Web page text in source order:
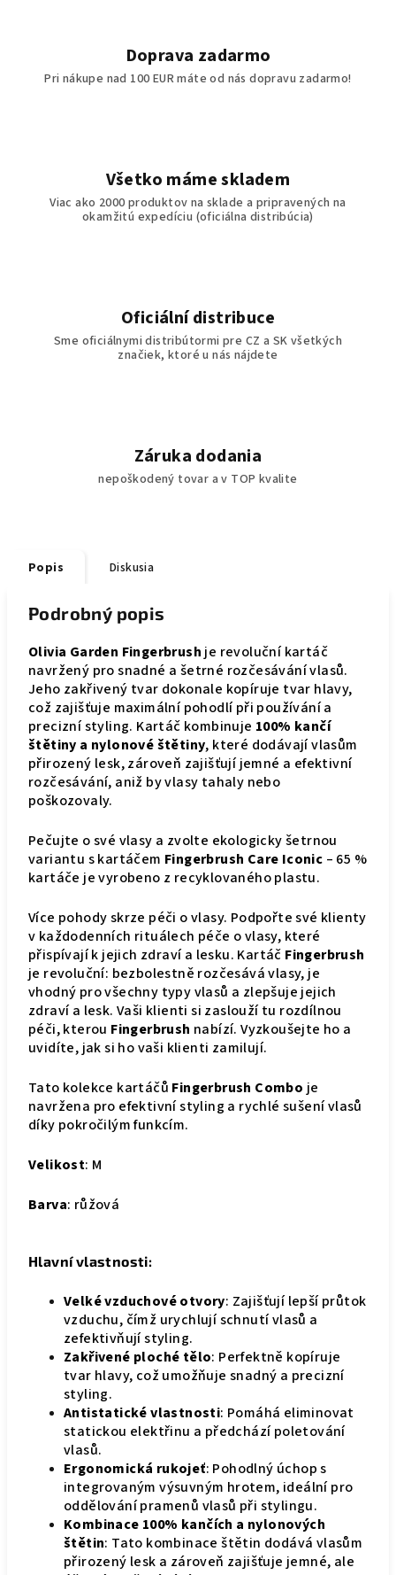
Doprava zadarmo
Pri nákupe nad 100 EUR máte od nás dopravu zadarmo!
Všetko máme skladem
Viac ako 2000 produktov na sklade a pripravených na
okamžitú expedíciu (oficiálna distribúcia)
Oficiální distribuce
Sme oficiálnymi distribútormi pre CZ a SK všetkých
značiek, ktoré u nás nájdete
Záruka dodania
nepoškodený tovar a v TOP kvalite
Popis Diskusia
Podrobný popis
Olivia Garden Fingerbrush je revoluční kartáč
navržený pro snadné a šetrné rozčesávání vlasů.
Jeho zakřivený tvar dokonale kopíruje tvar hlavy,
což zajišťuje maximální pohodlí při používání a
precizní styling. Kartáč kombinuje 100% kančí
štětiny a nylonové štětiny, které dodávají vlasům
přirozený lesk, zároveň zajišťují jemné a efektivní
rozčesávání, aniž by vlasy tahaly nebo
poškozovaly.
Pečujte o své vlasy a zvolte ekologicky šetrnou
variantu s kartáčem Fingerbrush Care Iconic – 65 %
kartáče je vyrobeno z recyklovaného plastu.
Více pohody skrze péči o vlasy. Podpořte své klienty
v každodenních rituálech péče o vlasy, které
přispívají k jejich zdraví a lesku. Kartáč Fingerbrush
je revoluční: bezbolestně rozčesává vlasy, je
vhodný pro všechny typy vlasů a zlepšuje jejich
zdraví a lesk. Vaši klienti si zaslouží tu rozdílnou
péči, kterou Fingerbrush nabízí. Vyzkoušejte ho a
uvidíte, jak si ho vaši klienti zamilují.
Tato kolekce kartáčů Fingerbrush Combo je
navržena pro efektivní styling a rychlé sušení vlasů
díky pokročilým funkcím.
Velikost: M
Barva: růžová
Hlavní vlastnosti:
Velké vzduchové otvory: Zajišťují lepší průtok
vzduchu, čímž urychlují schnutí vlasů a
zefektivňují styling.
Zakřivené ploché tělo: Perfektně kopíruje
tvar hlavy, což umožňuje snadný a precizní
styling.
Antistatické vlastnosti: Pomáhá eliminovat
statickou elektřinu a předchází poletování
vlasů.
Ergonomická rukojeť: Pohodlný úchop s
integrovaným výsuvným hrotem, ideální pro
oddělování pramenů vlasů při stylingu.
Kombinace 100% kančích a nylonových
štětin: Tato kombinace štětin dodává vlasům
přirozený lesk a zároveň zajišťuje jemné, ale